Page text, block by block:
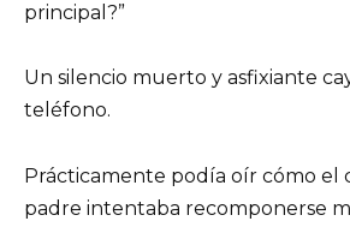
principal?”
Un silencio muerto y asfixiante
teléfono.
Prácticamente podía oír cómo el
padre intentaba recomponerse